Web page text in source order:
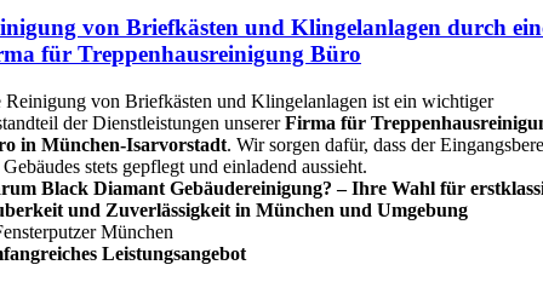
von Briefkästen und Klingelanlagen durch
für Treppenhausreinigung Büro
Reinigung von Briefkästen und Klingelanlagen ist ein wichtiger
der Dienstleistungen unsererFirma für
in München-Isarvorstadt. Wir sorgen dafür, dass der
Gebäudes stets gepflegt und einladend aussieht.
Black Diamant Gebäudereinigung? – Ihre Wahl für
und Zuverlässigkeit in München und Umgebung
Leistungsangebot